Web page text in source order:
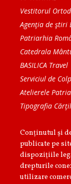
Vestitorul
Agenţia de ştiri
Patriarhia
Catedrala
BASILICA Travel
Serviciul de
Atelierele
Tipografia
Conținutul și
publicate pe
dispoziţiile
drepturile
utilizare